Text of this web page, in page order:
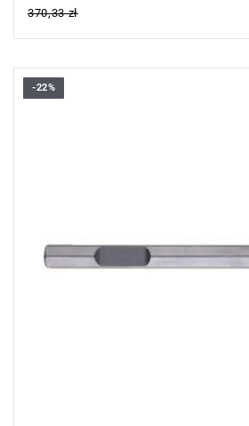
370,33 zł
Uchwyt do stopy do zagęszczania podłoża.
-22%